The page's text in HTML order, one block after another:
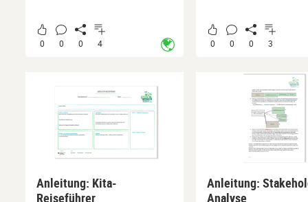
0 0 0 4 0 0 0 3
Anleitung: Kita-
Reiseführer
Anleitung:
Analyse